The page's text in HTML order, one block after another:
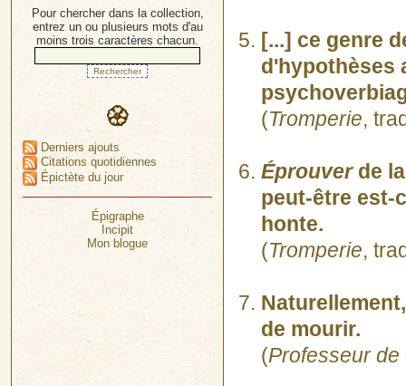
[...] ce genre
d'hypothèses
(Tromperie,
Éprouverde la
peut-être est-
honte.
(Tromperie,
de mourir.
(Professeur de
Pour chercher dans la collection,
entrez un ou plusieurs mots d'au
moins trois caractères chacun.
Derniers ajouts
Citations quotidiennes
Épictète du jour
Épigraphe
Incipit
Mon blogue